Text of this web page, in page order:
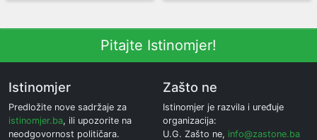
Pitajte Istinomjer!
Istinomjer
Predložite nove sadržaje za
istinomjer.ba, ili upozorite na
neodgovornost političara.
Zašto ne
Istinomjer je razvila i uređuje
organizacija:
U.G. Zašto ne, info@zastone.ba